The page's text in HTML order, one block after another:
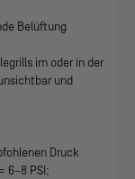
Belüftung
im oder in der
und
Druck
6–8 PSI;